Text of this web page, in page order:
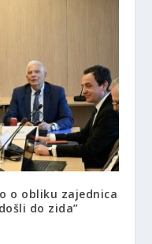
o obliku zajednica
do zida”